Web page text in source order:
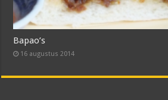
Bapao’s
16 augustus 2014